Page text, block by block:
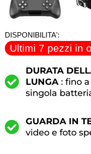
DISPONIBILITA':
Ultimi 7 pezzi in
DURATA
LUNGA : fino
singola
GUARDA IN
video e foto